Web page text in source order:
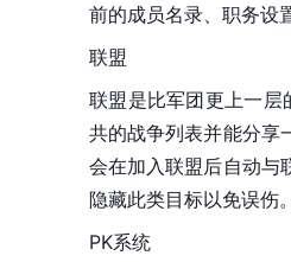
前的成员名录、职务设
联盟
联盟是比军团更上一
共的战争列表并能分享
会在加入联盟后自动与
隐藏此类目标以免误伤
PK系统